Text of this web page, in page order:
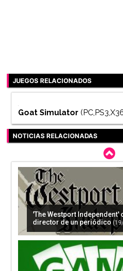
JUEGOS RELACIONADOS
Goat Simulator
NOTICIAS RELACIONADAS
'The Westport Independent'
director de un periódico